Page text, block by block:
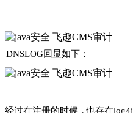
DNSLOG回显如下：
经过在注册的时候 ，也存在log4j